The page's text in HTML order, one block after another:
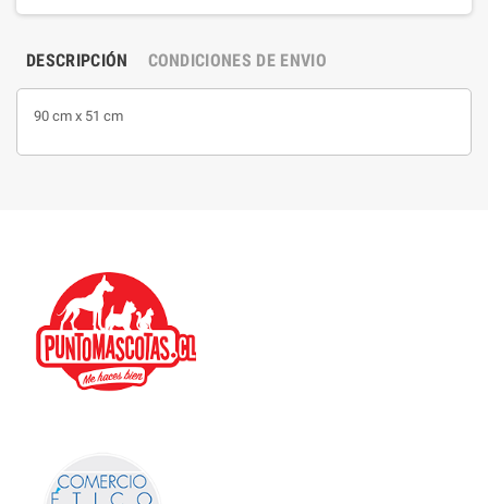
DESCRIPCIÓN CONDICIONES DE ENVIO
90 cm x 51 cm